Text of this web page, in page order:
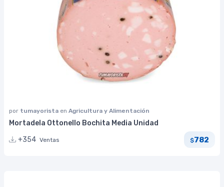
por tumayorista en Agricultura y Alimentación
Mortadela Ottonello Bochita Media Unidad
+354 Ventas $782